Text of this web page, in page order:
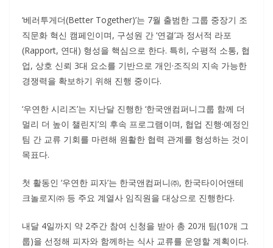
‘베러투게더(Better Together)’는 7월 출범한 그룹 중장기 조
직문화 혁신 캠페인이며, 구성원 간 ‘연결’과 정서적 라포
(Rapport, 연대) 형성을 핵심으로 한다. 특히, 수평적 소통, 협
업, 상호 신뢰 3대 요소를 기반으로 개인·조직의 지속 가능한
경쟁력을 확보하기 위해 진행 중이다.
‘우연한 시리즈’는 지난달 진행한 ‘한국앤컴퍼니그룹 함께 더
멀리 더 높이 챌린지’의 후속 프로그램이며, 협업 진행·예정인
팀 간 교류 기회를 마련해 원활한 협력 관계를 형성하는 것이
목표다.
첫 활동인 ‘우연한 피자’는 한국앤컴퍼니㈜, 한국타이어앤테
크놀로지㈜ 등 주요 계열사 임직원을 대상으로 진행한다.
내달 4일까지 약 2주간 참여 신청을 받아 총 20개 팀(10개 그
룹)을 선정해 피자와 함께하는 식사 교류를 운영할 계획이다.